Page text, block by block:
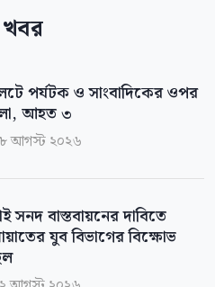
পর্যটক ও সাংবাদিকের ওপর
আহত ৩
আগস্ট ২০২৬
সনদ বাস্তবায়নের দাবিতে
যুব বিভাগের বিক্ষোভ